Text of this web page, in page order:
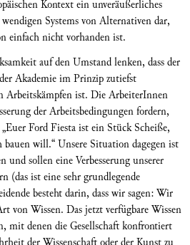
Kontext ein unveräußerliches
Systems von Alternativen dar,
einfach nicht vorhanden ist.
auf den Umstand lenken, dass der
Akademie im Prinzip zutiefst
Arbeitskämpfen ist. Die ArbeiterInnen
der Arbeitsbedingungen fordern,
Ford Fiesta ist ein Stück Scheiße,
will.“ Unsere Situation dagegen ist
sollen eine Verbesserung unserer
(das ist eine sehr grundlegende
besteht darin, dass wir sagen: Wir
von Wissen. Das jetzt verfügbare Wissen
mit denen die Gesellschaft konfrontiert